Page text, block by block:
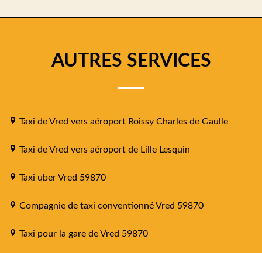
AUTRES SERVICES
Taxi de Vred vers aéroport Roissy Charles de Gaulle
Taxi de Vred vers aéroport de Lille Lesquin
Taxi uber Vred 59870
Compagnie de taxi conventionné Vred 59870
Taxi pour la gare de Vred 59870